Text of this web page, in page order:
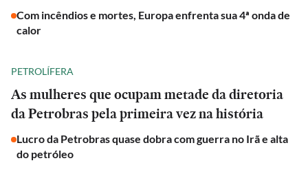
Com incêndios e mortes, Europa enfrenta sua 4ª onda de
calor
PETROLÍFERA
As mulheres que ocupam metade da diretoria
da Petrobras pela primeira vez na história
Lucro da Petrobras quase dobra com guerra no Irã e alta
do petróleo